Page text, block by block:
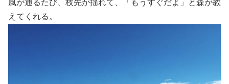
風が通るたび、枝先が揺れて、「もうすぐだよ」と森が教
えてくれる。